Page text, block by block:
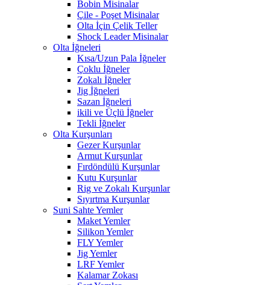
Bobin Misinalar
Çile - Poşet Misinalar
Olta İçin Çelik Teller
Shock Leader Misinalar
Olta İğneleri
Kısa/Uzun Pala İğneler
Çoklu İğneler
Zokalı İğneler
Jig İğneleri
Sazan İğneleri
ikili ve Üçlü İğneler
Tekli İğneler
Olta Kurşunları
Gezer Kurşunlar
Armut Kurşunlar
Fırdöndülü Kurşunlar
Kutu Kurşunlar
Rig ve Zokalı Kurşunlar
Sıyırtma Kurşunlar
Suni Sahte Yemler
Maket Yemler
Silikon Yemler
FLY Yemler
Jig Yemler
LRF Yemler
Kalamar Zokası